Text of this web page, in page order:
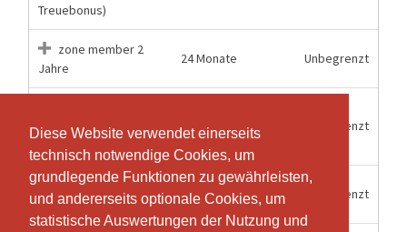
Diese Website verwendet einerseits
technisch notwendige Cookies, um
grundlegende Funktionen zu gewährleisten,
und andererseits optionale Cookies, um
statistische Auswertungen der Nutzung und
Diese Website verwendet einerseits
technisch notwendige Cookies, um
grundlegende Funktionen zu gewährleisten,
und andererseits optionale Cookies, um
statistische Auswertungen der Nutzung und
Treuebonus)
zone member 2
Jahre
24 Monate Unbegrenzt
Jahre (mit 2 Monate
Treuebonus)
26 Monate Unbegrenzt
zone member
limit* 1 Jahr
12 Monate Unbegrenzt